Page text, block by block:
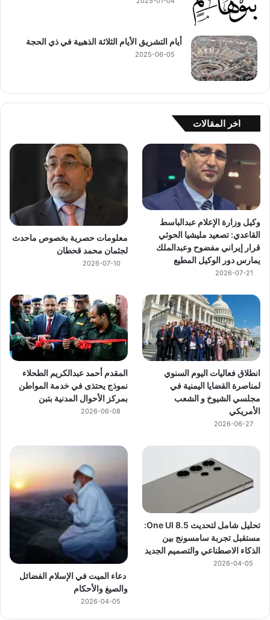
أيام التشريق الأيام الثلاثة الذهبية في ذي الحجة
2025-06-05
اخر المقالات
وكيل وزارة الإعلام عبدالباسط
القاعدي: تصعيد مليشيا الحوثي
قرار إيراني مفضوح وعبدالملك
يمارس دور الوكيل المطيع
2026-07-21
معلومات حصرية بخصوص ماحدث
لجثمان محمد قحطان
2026-07-10
انطلاق فعاليات اليوم السنوي
لمناصرة القضايا اليمنية في
مجلسي الشيوخ و الشعب
الأمريكي
2026-06-27
المقدم أحمد عبدالكريم الطحلاء
نموذج يحتذى في خدمة المواطن
بمركز الأحوال المدنية بتبن
2026-06-08
تحليل شامل لتحديث One UI 8.5:
مستقبل تجربة سامسونج بين
الذكاء الاصطناعي والتصميم الجديد
2026-04-05
دعاء الميت في الإسلام الفضائل
والصيغ والأحكام
2026-04-05